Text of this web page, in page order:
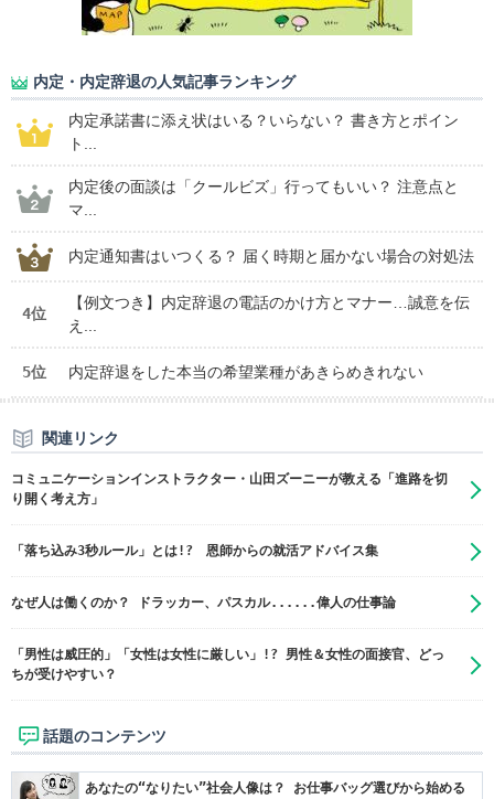
内定・内定辞退の人気記事ランキング
内定承諾書に添え状はいる？いらない？ 書き方とポイン
ト...
内定後の面談は「クールビズ」行ってもいい？ 注意点と
マ...
内定通知書はいつくる？ 届く時期と届かない場合の対処法
4位
【例文つき】内定辞退の電話のかけ方とマナー…誠意を伝
え...
5位 内定辞退をした本当の希望業種があきらめきれない
関連リンク
コミュニケーションインストラクター・山田ズーニーが教える「進路を切
り開く考え方」
「落ち込み3秒ルール」とは!? 恩師からの就活アドバイス集
なぜ人は働くのか？ ドラッカー、パスカル......偉人の仕事論
「男性は威圧的」「女性は女性に厳しい」!? 男性＆女性の面接官、どっ
ちが受けやすい？
話題のコンテンツ
あなたの“なりたい”社会人像は？ お仕事バッグ選びから始める